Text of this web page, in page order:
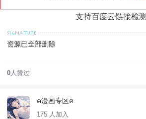
支持百度云链接检测
资源已全部删除
0人赞过
ฅ漫画专区ฅ
175 人加入